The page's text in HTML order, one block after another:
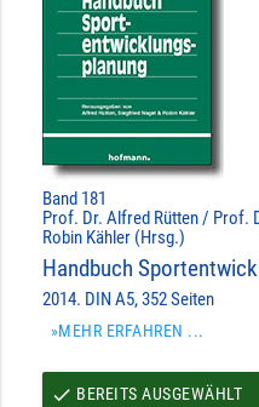
Band 181
Prof. Dr. Alfred Rütten / Prof.
Robin Kähler (Hrsg.)
Handbuch
2014. DIN A5, 352 Seiten
»MEHR ERFAHREN ...
done BEREITS AUSGEWÄHLT